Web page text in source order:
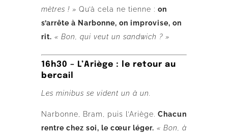
mètres ! » Qu’à cela ne tienne : on
s’arrête à Narbonne, on improvise, on
rit. « Bon, qui veut un sandwich ? »
16h30 – L’Ariège : le retour au
bercail
Les minibus se vident un à un.
Narbonne, Bram, puis l’Ariège. Chacun
rentre chez soi, le cœur léger. « Bon, à